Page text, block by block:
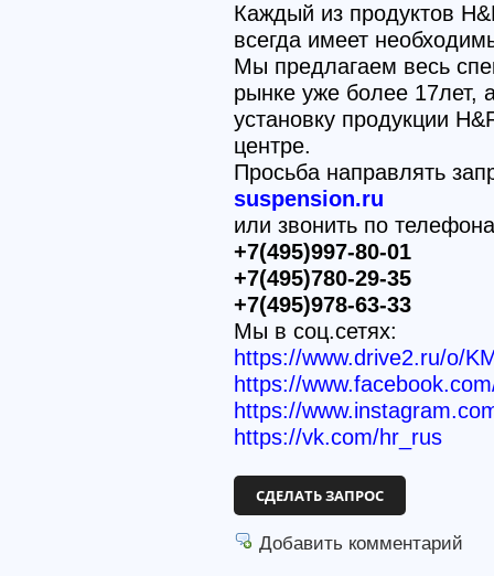
Каждый из продуктов
всегда имеет
Мы предлагаем весь
рынке уже более 17лет,
установку продукции
центре.
Просьба направлять
suspension.ru
или звонить по
+7(495)997-80-01
+7(495)780-29-35
+7(495)978-63-33
Мы в соц.сетях:
https://www.drive2.ru/o/
https://
https://
https://vk.com/hr_rus
СДЕЛАТЬ ЗАПРОС
Добавить комментарий